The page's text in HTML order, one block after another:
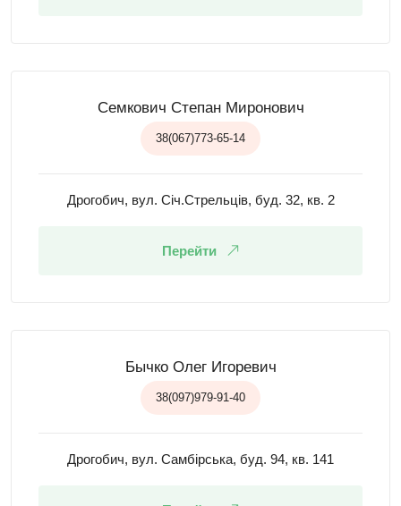
Семкович Степан Миронович
38(067)773-65-14
Дрогобич, вул. Січ.Стрельців, буд. 32, кв. 2
Перейти
Бычко Олег Игоревич
38(097)979-91-40
Дрогобич, вул. Самбірська, буд. 94, кв. 141